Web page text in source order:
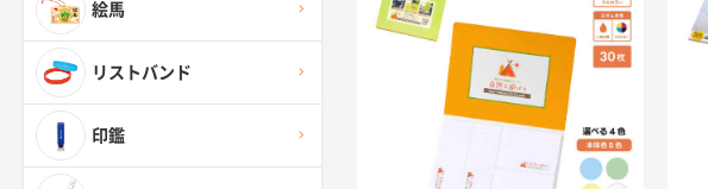
絵馬
リストバンド
印鑑